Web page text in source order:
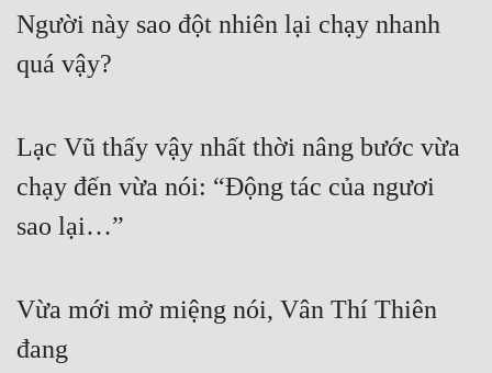
Người này sao đột nhiên lại chạy nhanh
quá vậy?
Lạc Vũ thấy vậy nhất thời nâng bước vừa
chạy đến vừa nói: “Động tác của ngươi
sao lại…”
Vừa mới mở miệng nói, Vân Thí Thiên
đang